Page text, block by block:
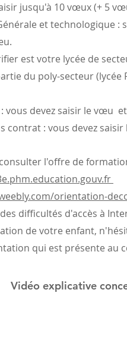
jusqu'à 10 vœux (+ 5
et technologique :
votre lycée de
du poly-secteur (lycée
devez saisir le vœu et
: vous devez
l'offre de
orientation-
difficultés d'accès à
de votre enfant,
qui est présente au
Vidéo explicative